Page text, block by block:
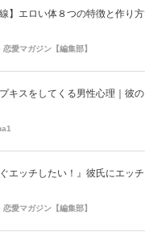
線】エロい体８つの特徴と作り
愛マガジン【編集部】
キスをしてくる男性心理｜彼
ぐエッチしたい！』彼氏にエッ
愛マガジン【編集部】